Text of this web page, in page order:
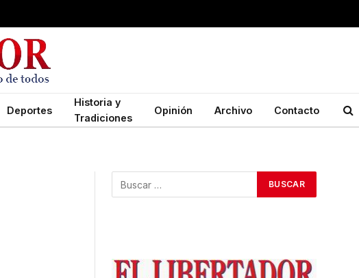
Deportes
Historia y
Tradiciones
Opinión Archivo Contacto